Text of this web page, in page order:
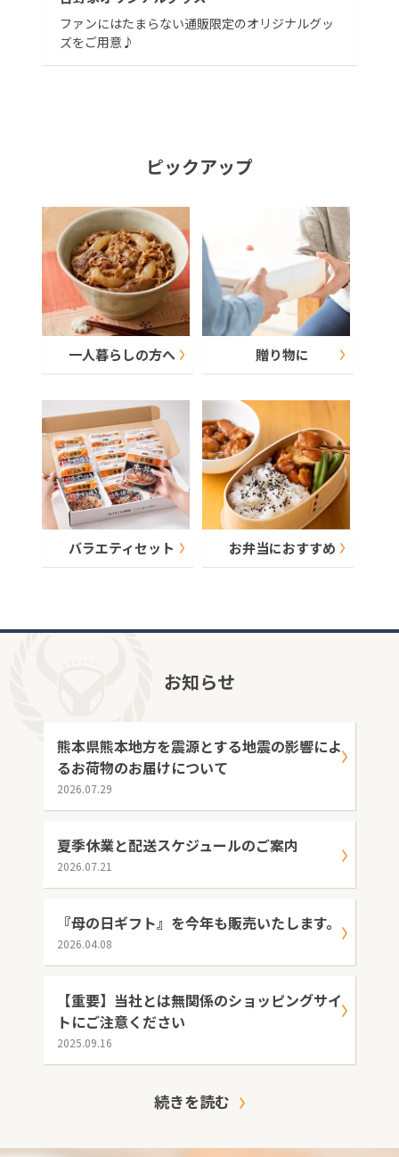
ファンにはたまらない通販限定のオリジナルグッ
ズをご用意♪
ピックアップ
一人暮らしの方へ 贈り物に
バラエティセット お弁当におすすめ
お知らせ
熊本県熊本地方を震源とする地震の影響によ
るお荷物のお届けについて
2026.07.29
夏季休業と配送スケジュールのご案内
2026.07.21
『母の日ギフト』を今年も販売いたします。
2026.04.08
【重要】当社とは無関係のショッピングサイ
トにご注意ください
2025.09.16
続きを読む